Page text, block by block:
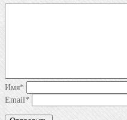
Имя*
Email*